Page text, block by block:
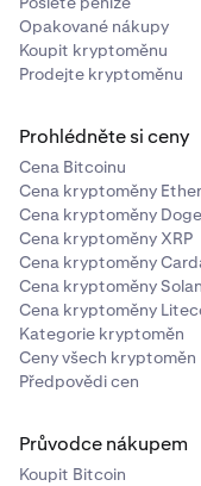
(2FA)
Co je ověřovací
Opakované nákupy
Koupit kryptoměnu
Prodejte kryptoměnu
Prohlédněte si ceny
Cena Bitcoinu
Cena kryptoměny
Cena kryptoměny
Cena kryptoměny XRP
Cena kryptoměny
Cena kryptoměny
Cena kryptoměny
Kategorie kryptoměn
Ceny všech kryptoměn
Předpovědi cen
Průvodce nákupem
Koupit Bitcoin